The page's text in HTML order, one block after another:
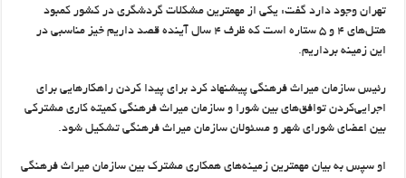
تهران وجود دارد گفت: یکی از مهمترین مشکلات گردشگری در کشور کمبود
هتل‌های ۴ و ۵ ستاره است که ظرف ۴ سال آینده قصد داریم خیز مناسبی در
این زمینه برداریم.
رئیس سازمان میراث فرهنگی پیشنهاد کرد برای پیدا کردن راهکارهایی برای
اجرایی‌کردن توافق‌های بین شورا و سازمان میراث فرهنگی کمیته کاری مشترکی
بین اعضای شورای شهر و مسئولان سازمان میراث فرهنگی تشکیل شود.
او سپس به بیان مهمترین زمینه‌های همکاری مشترک بین سازمان میراث فرهنگی